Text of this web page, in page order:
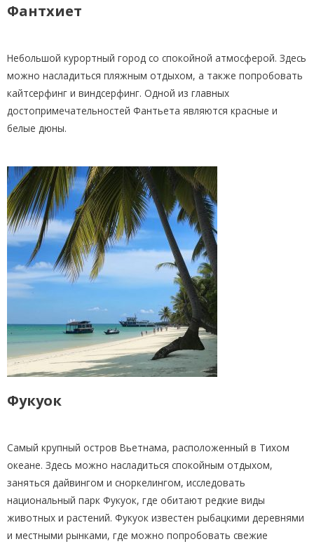
Фантхиет
Небольшой курортный город со спокойной атмосферой. Здесь
можно насладиться пляжным отдыхом, а также попробовать
кайтсерфинг и виндсерфинг. Одной из главных
достопримечательностей Фантьета являются красные и
белые дюны.
Фукуок
Самый крупный остров Вьетнама, расположенный в Тихом
океане. Здесь можно насладиться спокойным отдыхом,
заняться дайвингом и сноркелингом, исследовать
национальный парк Фукуок, где обитают редкие виды
животных и растений. Фукуок известен рыбацкими деревнями
и местными рынками, где можно попробовать свежие